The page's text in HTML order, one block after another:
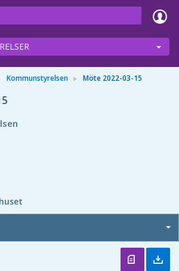
Kommunstyrelsen Möte 2022-03-15